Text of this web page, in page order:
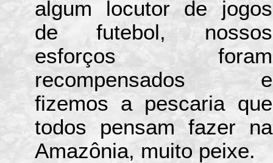
algum locutor de jogos
de futebol, nossos
esforços foram
recompensados e
fizemos a pescaria que
todos pensam fazer na
Amazônia, muito peixe.